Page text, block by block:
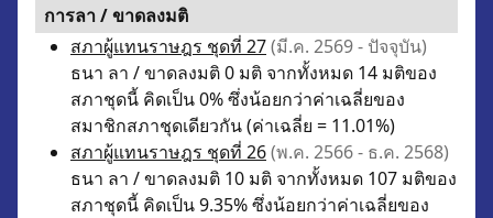
การลา / ขาดลงมติ
สภาผู้แทนราษฎร ชุดที่ 27(มี.ค. 2569 - ปัจจุบัน)
ธนา ลา / ขาดลงมติ 0 มติ จากทั้งหมด 14 มติของ
สภาชุดนี้ คิดเป็น 0% ซึ่งน้อยกว่าค่าเฉลี่ยของ
สมาชิกสภาชุดเดียวกัน (ค่าเฉลี่ย = 11.01%)
สภาผู้แทนราษฎร ชุดที่ 26(พ.ค. 2566 - ธ.ค. 2568)
ธนา ลา / ขาดลงมติ 10 มติ จากทั้งหมด 107 มติของ
สภาชุดนี้ คิดเป็น 9.35% ซึ่งน้อยกว่าค่าเฉลี่ยของ